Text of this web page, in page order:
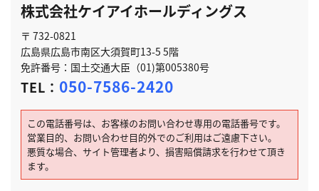
株式会社ケイアイホールディングス
〒 732-0821
広島県広島市南区大須賀町13-5 5階
免許番号：国土交通大臣（01)第005380号
TEL： 050-7586-2420
この電話番号は、お客様のお問い合わせ専用の電話番号です。
営業目的、お問い合わせ目的外でのご利用はご遠慮下さい。
悪質な場合、サイト管理者より、損害賠償請求を行わせて頂き
ます。